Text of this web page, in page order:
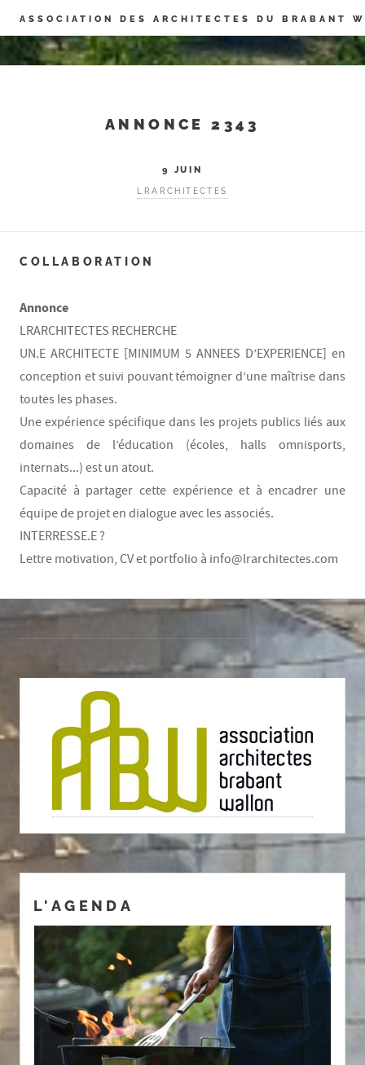
Panneau de gestion des cookies
ASSOCIATION DES ARCHITECTES DU BRABANT
ANNONCE 2343
9 JUIN
LRARCHITECTES
COLLABORATION
Annonce
LRARCHITECTES RECHERCHE
UN.E ARCHITECTE [MINIMUM 5 ANNEES D’EXPERIENCE] en
conception et suivi pouvant témoigner d’une maîtrise dans
toutes les phases.
Une expérience spécifique dans les projets publics liés aux
domaines de l’éducation (écoles, halls omnisports,
internats...) est un atout.
Capacité à partager cette expérience et à encadrer une
équipe de projet en dialogue avec les associés.
INTERRESSE.E ?
Lettre motivation, CV et portfolio à info@lrarchitectes.com
L'AGENDA